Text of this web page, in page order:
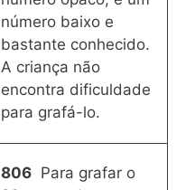
número baixo e
bastante conhecido.
A criança não
encontra dificuldade
para grafá-lo.
806Para grafar o